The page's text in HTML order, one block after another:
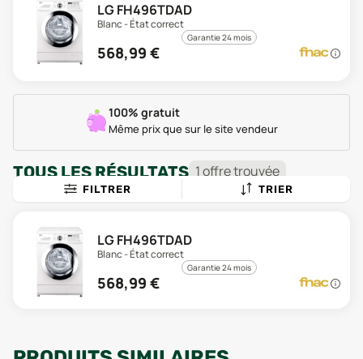
LG FH496TDAD
Blanc - État correct
Garantie 24 mois
568,99 €
100% gratuit
Même prix que sur le site vendeur
TOUS LES RÉSULTATS 1offretrouvée
FILTRER TRIER
LG FH496TDAD
Blanc - État correct
Garantie 24 mois
568,99 €